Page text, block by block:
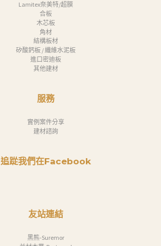
Lamitex奈美特/超膜
合板
木芯板
角材
結構板材
矽酸鈣板 / 纖維水泥板
進口密迪板
其他建材
服務
實例案件分享
建材諮詢
追踨我們在Facebook
友站連結
黑熊-Suremor